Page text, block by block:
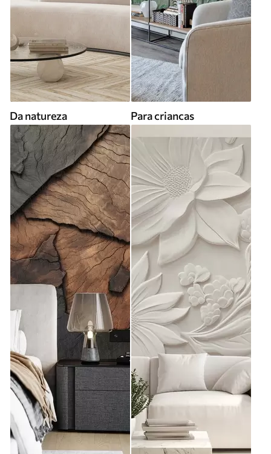
Da natureza Para criancas